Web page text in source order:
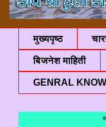
मुख्यपृष्ठ
बिजनेश माहिती
GENRAL